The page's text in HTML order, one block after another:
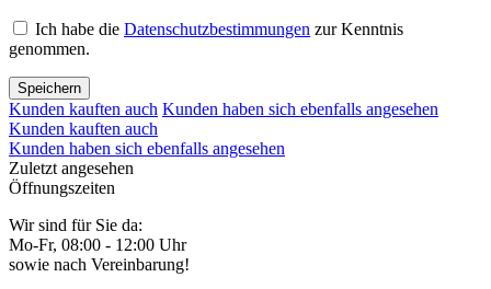
Ich habe die Datenschutzbestimmungen zur Kenntnis
genommen.
Speichern
Kunden kauften auch Kunden haben sich ebenfalls angesehen
Kunden kauften auch
Kunden haben sich ebenfalls angesehen
Zuletzt angesehen
Öffnungszeiten
Wir sind für Sie da:
Mo-Fr, 08:00 - 12:00 Uhr
sowie nach Vereinbarung!